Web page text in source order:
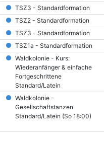
TSZ3 - Standardformation
TSZ2 - Standardformation
TSZ3 - Standardformation
TSZ1a - Standardformation
Waldkolonie - Kurs:
Wiederanfänger & einfache
Fortgeschrittene
Standard/Latein
Waldkolonie -
Gesellschaftstanzen
Standard/Latein (So 18:00)